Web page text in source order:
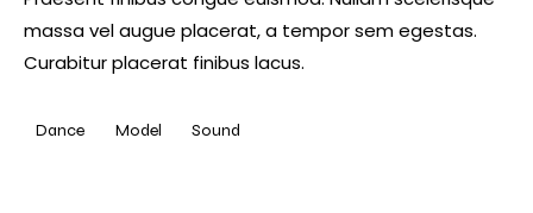
massa vel augue placerat, a tempor sem egestas.
Curabitur placerat finibus lacus.
Dance Model Sound